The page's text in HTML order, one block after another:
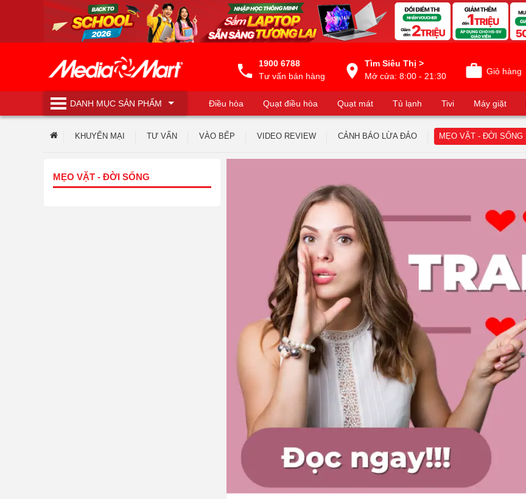
1900 6788
Tư vấn bán hàng
Tìm Siêu Thị >
Mở cửa: 8:00 - 21:30
Giỏ hàng
DANH MỤCSẢN PHẨM Điều hòa Quạt điều hòa Quạt mát Tủ lạnh Tivi Máy giặt
Máy lọc nước
KHUYẾN MẠI TƯ VẤN VÀO BẾP VIDEO REVIEW CẢNH BÁO LỪA ĐẢO MẸO VẶT - ĐỜI SỐNG
MẸO VẶT - ĐỜI SỐNG